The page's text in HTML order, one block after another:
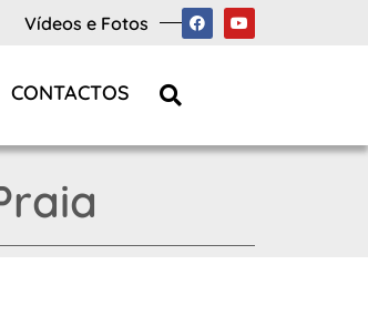
Vídeos e Fotos
CONTACTOS